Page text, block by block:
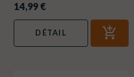
14,99 €
DÉTAIL